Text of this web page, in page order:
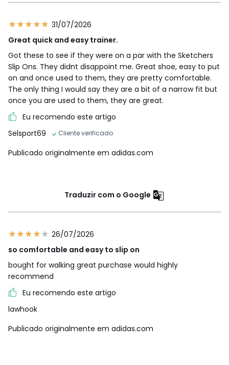
31/07/2026
Great quick and easy trainer.
Got these to see if they were on a par with the Sketchers
Slip Ons. They didnt disappoint me. Great shoe, easy to put
on and once used to them, they are pretty comfortable.
The only thing I would say they are a bit of a narrow fit but
once you are used to them, they are great.
Eu recomendo este artigo
Selsport69
Cliente verificado
Publicado originalmente em adidas.com
Traduzir com o Google
26/07/2026
so comfortable and easy to slip on
bought for walking great purchase would highly
recommend
Eu recomendo este artigo
lawhook
Publicado originalmente em adidas.com